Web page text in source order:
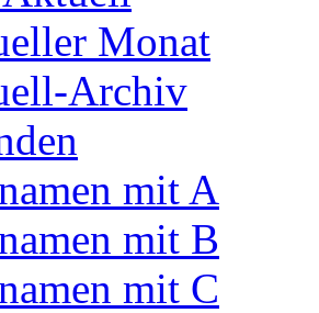
Monat
Archiv
mit A
mit B
mit C